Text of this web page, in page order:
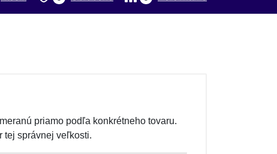
priamo podľa konkrétneho tovaru.
tej správnej veľkosti.